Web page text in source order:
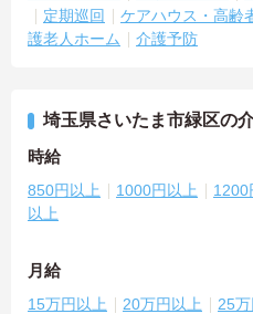
定期巡回
ケアハウス・高齢
護老人ホーム
介護予防
埼玉県さいたま市緑区の
時給
850円以上 1000円以上 1200
以上
月給
15万円以上 20万円以上 25